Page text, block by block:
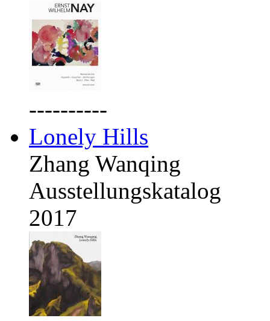
----------
Lonely Hills
Zhang Wanqing
Ausstellungskatalog
2017